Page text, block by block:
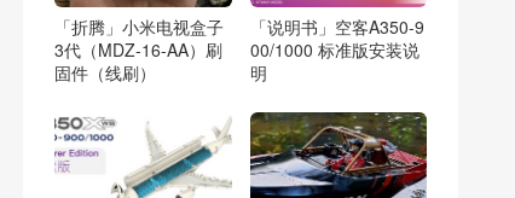
「折腾」小米电视盒子
3代（MDZ-16-AA）刷
固件（线刷）
「说明书」空客A350-9
00/1000 标准版安装说
明